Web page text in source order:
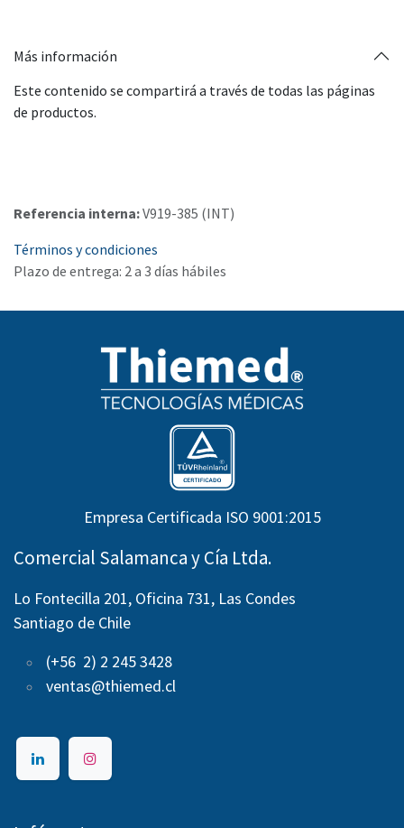
Más información
Este contenido se compartirá a través de todas las páginas
de productos.
Referencia interna:V919-385 (INT)
Términos y condiciones
Plazo de entrega: 2 a 3 días hábiles
Empresa Certificada ISO 9001:2015
Comercial Salamanca y Cía Ltda.
Lo Fontecilla 201, Oficina 731, Las Condes
Santiago de Chile
(+56 2) 2 245 3428
ventas@thiemed.cl